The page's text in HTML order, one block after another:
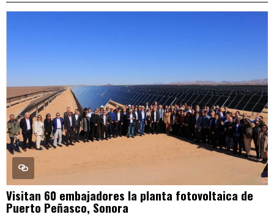
Visitan 60 embajadores la planta fotovoltaica de
Puerto Peñasco, Sonora